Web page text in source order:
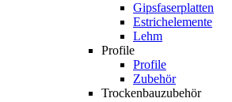
Gipsfaserplatten
Estrichelemente
Lehm
Profile
Profile
Zubehör
Trockenbauzubehör